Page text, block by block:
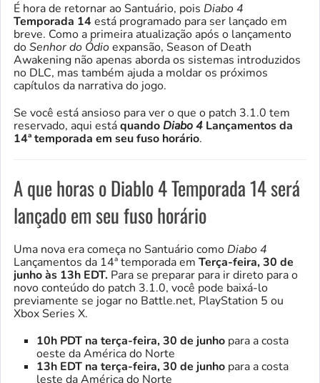
É hora de retornar ao Santuário, pois Diabo 4
Temporada 14está programado para ser lançado em
breve. Como a primeira atualização após o lançamento
doSenhor do Ódioexpansão, Season of Death
Awakening não apenas aborda os sistemas introduzidos
no DLC, mas também ajuda a moldar os próximos
capítulos da narrativa do jogo.
Se você está ansioso para ver o que o patch 3.1.0 tem
reservado, aqui estáquando Diabo 4 Lançamentos da
14ª temporada em seu fuso horário.
A que horas o Diablo 4 Temporada 14 será
lançado em seu fuso horário
Uma nova era começa no Santuário como Diabo 4
Lançamentos da 14ª temporada em Terça-feira, 30 de
junho às 13h EDT. Para se preparar para ir direto para o
novo conteúdo do patch 3.1.0, você pode baixá-lo
previamente se jogar no Battle.net, PlayStation 5 ou
Xbox Series X.
10h PDT na terça-feira, 30 de junho para a costa
oeste da América do Norte
13h EDT na terça-feira, 30 de junho para a costa
leste da América do Norte